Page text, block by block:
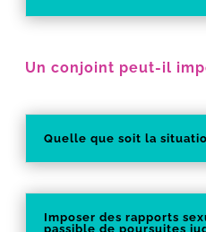
Un conjoint peut-il
Quelle que soit la
Imposer des rapports
passible de poursuites